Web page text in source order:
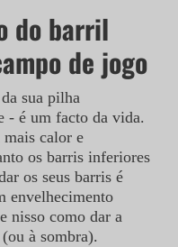
do barril
de jogo
sua pilha
- é um facto da vida.
mais calor e
os barris inferiores
os seus barris é
envelhecimento
nisso como dar a
à sombra).